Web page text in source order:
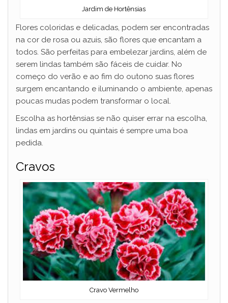
Jardim de Hortênsias
Flores coloridas e delicadas, podem ser encontradas
na cor de rosa ou azuis, são flores que encantam a
todos. São perfeitas para embelezar jardins, além de
serem lindas também são fáceis de cuidar. No
começo do verão e ao fim do outono suas flores
surgem encantando e iluminando o ambiente, apenas
poucas mudas podem transformar o local.
Escolha as hortênsias se não quiser errar na escolha,
lindas em jardins ou quintais é sempre uma boa
pedida.
Cravos
Cravo Vermelho